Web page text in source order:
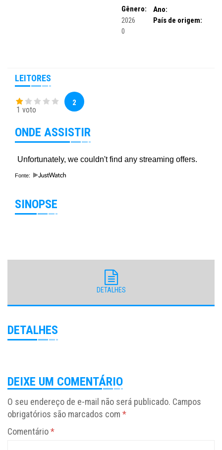
Gênero:
Ano:
2026
País de origem:
0
LEITORES
1 voto
2
ONDE ASSISTIR
Fonte:
SINOPSE
DETALHES
DETALHES
DEIXE UM COMENTÁRIO
O seu endereço de e-mail não será publicado. Campos
obrigatórios são marcados com *
Comentário*